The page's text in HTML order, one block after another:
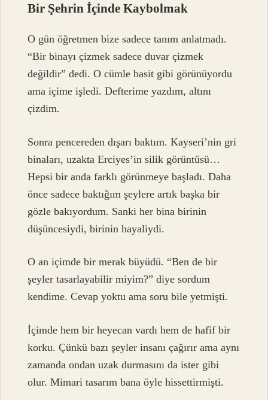
Bir Şehrin İçinde Kaybolmak
O gün öğretmen bize sadece tanım anlatmadı.
“Bir binayı çizmek sadece duvar çizmek
değildir” dedi. O cümle basit gibi görünüyordu
ama içime işledi. Defterime yazdım, altını
çizdim.
Sonra pencereden dışarı baktım. Kayseri’nin gri
binaları, uzakta Erciyes’in silik görüntüsü…
Hepsi bir anda farklı görünmeye başladı. Daha
önce sadece baktığım şeylere artık başka bir
gözle bakıyordum. Sanki her bina birinin
düşüncesiydi, birinin hayaliydi.
O an içimde bir merak büyüdü. “Ben de bir
şeyler tasarlayabilir miyim?” diye sordum
kendime. Cevap yoktu ama soru bile yetmişti.
İçimde hem bir heyecan vardı hem de hafif bir
korku. Çünkü bazı şeyler insanı çağırır ama aynı
zamanda ondan uzak durmasını da ister gibi
olur. Mimari tasarım bana öyle hissettirmişti.